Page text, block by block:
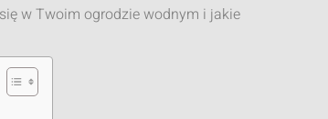
w Twoim ogrodzie wodnym i jakie